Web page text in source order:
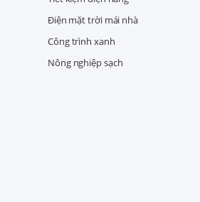
Điện mặt trời mái nhà
Công trình xanh
Nông nghiệp sạch